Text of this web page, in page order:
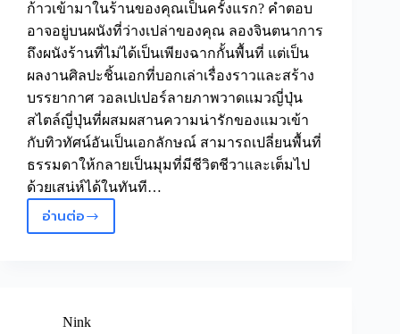
ก้าวเข้ามาในร้านของคุณเป็นครั้งแรก? คำตอบ
อาจอยู่บนผนังที่ว่างเปล่าของคุณ ลองจินตนาการ
ถึงผนังร้านที่ไม่ได้เป็นเพียงฉากกั้นพื้นที่ แต่เป็น
ผลงานศิลปะชิ้นเอกที่บอกเล่าเรื่องราวและสร้าง
บรรยากาศ วอลเปเปอร์ลายภาพวาดแมวญี่ปุ่น
สไตล์ญี่ปุ่นที่ผสมผสานความน่ารักของแมวเข้า
กับทิวทัศน์อันเป็นเอกลักษณ์ สามารถเปลี่ยนพื้นที่
ธรรมดาให้กลายเป็นมุมที่มีชีวิตชีวาและเต็มไป
ด้วยเสน่ห์ได้ในทันที…
อ่านต่อ
4
วาด
Nink